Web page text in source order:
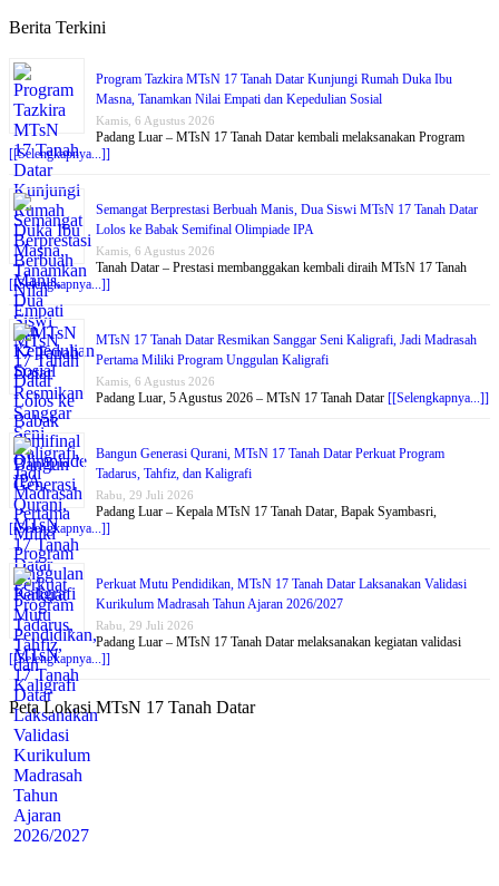
Berita Terkini
Program Tazkira MTsN 17 Tanah Datar Kunjungi Rumah Duka Ibu
Masna, Tanamkan Nilai Empati dan Kepedulian Sosial
Kamis, 6 Agustus 2026
Padang Luar – MTsN 17 Tanah Datar kembali melaksanakan Program
[[Selengkapnya...]]
Semangat Berprestasi Berbuah Manis, Dua Siswi MTsN 17 Tanah Datar
Lolos ke Babak Semifinal Olimpiade IPA
Kamis, 6 Agustus 2026
Tanah Datar – Prestasi membanggakan kembali diraih MTsN 17 Tanah
[[Selengkapnya...]]
MTsN 17 Tanah Datar Resmikan Sanggar Seni Kaligrafi, Jadi Madrasah
Pertama Miliki Program Unggulan Kaligrafi
Kamis, 6 Agustus 2026
Padang Luar, 5 Agustus 2026 – MTsN 17 Tanah Datar [[Selengkapnya...]]
Bangun Generasi Qurani, MTsN 17 Tanah Datar Perkuat Program
Tadarus, Tahfiz, dan Kaligrafi
Rabu, 29 Juli 2026
Padang Luar – Kepala MTsN 17 Tanah Datar, Bapak Syambasri,
[[Selengkapnya...]]
Perkuat Mutu Pendidikan, MTsN 17 Tanah Datar Laksanakan Validasi
Kurikulum Madrasah Tahun Ajaran 2026/2027
Rabu, 29 Juli 2026
Padang Luar – MTsN 17 Tanah Datar melaksanakan kegiatan validasi
[[Selengkapnya...]]
Peta Lokasi MTsN 17 Tanah Datar